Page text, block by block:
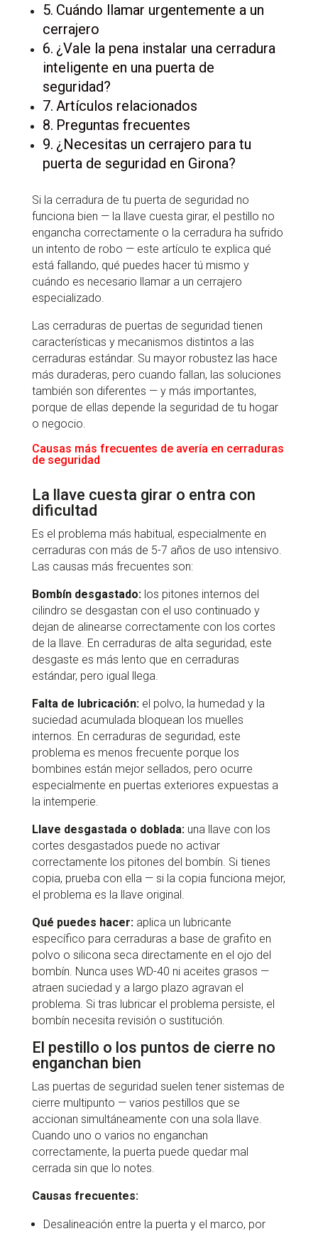
Cuándo llamar urgentemente a un
cerrajero
¿Vale la pena instalar una cerradura
inteligente en una puerta de
seguridad?
Artículos relacionados
Preguntas frecuentes
¿Necesitas un cerrajero para tu
puerta de seguridad en Girona?
Si la cerradura de tu puerta de seguridad no
funciona bien — la llave cuesta girar, el pestillo no
engancha correctamente o la cerradura ha sufrido
un intento de robo — este artículo te explica qué
está fallando, qué puedes hacer tú mismo y
cuándo es necesario llamar a un cerrajero
especializado.
Las cerraduras de puertas de seguridad tienen
características y mecanismos distintos a las
cerraduras estándar. Su mayor robustez las hace
más duraderas, pero cuando fallan, las soluciones
también son diferentes — y más importantes,
porque de ellas depende la seguridad de tu hogar
o negocio.
Causas más frecuentes de avería en cerraduras
de seguridad
La llave cuesta girar o entra con
dificultad
Es el problema más habitual, especialmente en
cerraduras con más de 5-7 años de uso intensivo.
Las causas más frecuentes son:
Bombín desgastado:los pitones internos del
cilindro se desgastan con el uso continuado y
dejan de alinearse correctamente con los cortes
de la llave. En cerraduras de alta seguridad, este
desgaste es más lento que en cerraduras
estándar, pero igual llega.
Falta de lubricación:el polvo, la humedad y la
suciedad acumulada bloquean los muelles
internos. En cerraduras de seguridad, este
problema es menos frecuente porque los
bombines están mejor sellados, pero ocurre
especialmente en puertas exteriores expuestas a
la intemperie.
Llave desgastada o doblada:una llave con los
cortes desgastados puede no activar
correctamente los pitones del bombín. Si tienes
copia, prueba con ella — si la copia funciona mejor,
el problema es la llave original.
Qué puedes hacer:aplica un lubricante
específico para cerraduras a base de grafito en
polvo o silicona seca directamente en el ojo del
bombín. Nunca uses WD-40 ni aceites grasos —
atraen suciedad y a largo plazo agravan el
problema. Si tras lubricar el problema persiste, el
bombín necesita revisión o sustitución.
El pestillo o los puntos de cierre no
enganchan bien
Las puertas de seguridad suelen tener sistemas de
cierre multipunto — varios pestillos que se
accionan simultáneamente con una sola llave.
Cuando uno o varios no enganchan
correctamente, la puerta puede quedar mal
cerrada sin que lo notes.
Causas frecuentes:
Desalineación entre la puerta y el marco, por